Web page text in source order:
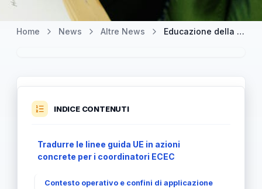
Home News Altre News Educazione della prima infanzia e leadership: linee guida europee su competenze, inclusione e modelli organizzativi
INDICE CONTENUTI
Tradurre le linee guida UE in azioni
concrete per i coordinatori ECEC
Contesto operativo e confini di applicazione